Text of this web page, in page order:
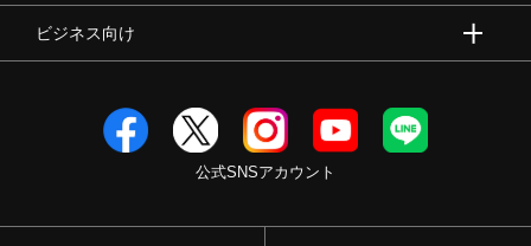
ビジネス向け
公式SNSアカウント